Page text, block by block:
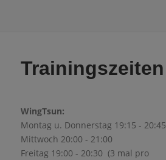
Trainingszeiten
WingTsun:
Montag u. Donnerstag 19:15 - 20:45
Mittwoch 20:00 - 21:00
Freitag 19:00 - 20:30 (3 mal pro